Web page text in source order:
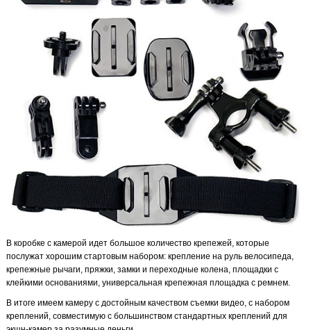
В коробке с камерой идет большое количество крепежей, которые
послужат хорошим стартовым набором: крепление на руль велосипеда,
крепежные рычаги, пряжки, замки и переходные колена, площадки с
клейкими основаниями, универсальная крепежная площадка с ремнем.
В итоге имеем камеру с достойным качеством съемки видео, с набором
креплений, совместимую с большинством стандартных креплений для